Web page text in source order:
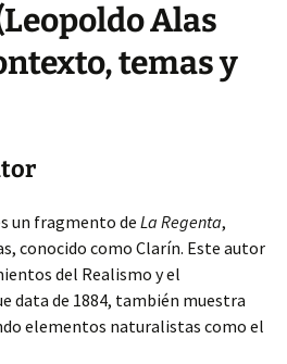
Alas
temas y
un fragmento de La Regenta,
conocido como Clarín. Este autor
del Realismo y el
data de 1884, también muestra
elementos naturalistas como el